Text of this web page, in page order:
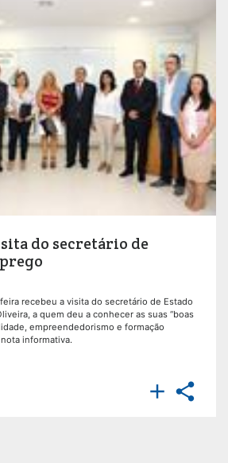
do secretário de
recebeu a visita do secretário de Estado
a quem deu a conhecer as suas “boas
empreendedorismo e formação
informativa.
 